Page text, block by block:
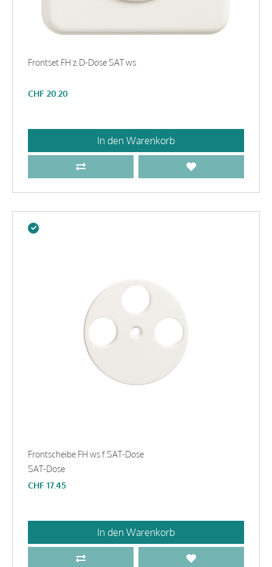
Frontset FH z.D-Dose SAT ws
CHF 20.20
In den Warenkorb
Frontscheibe FH ws f.SAT-Dose
SAT-Dose
CHF 17.45
In den Warenkorb